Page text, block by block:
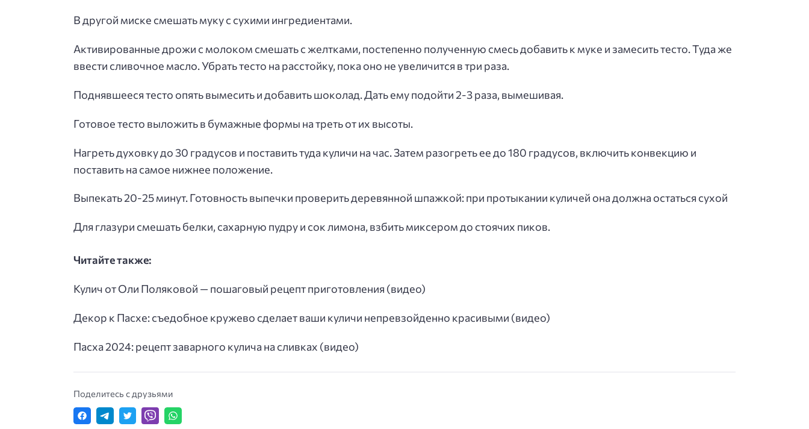
В другой миске смешать муку с сухими ингредиентами.
Активированные дрожи с молоком смешать с желтками, постепенно полученную смесь добавить к муке и замесить тесто. Туда же
ввести сливочное масло. Убрать тесто на расстойку, пока оно не увеличится в три раза.
Поднявшееся тесто опять вымесить и добавить шоколад. Дать ему подойти 2-3 раза, вымешивая.
Готовое тесто выложить в бумажные формы на треть от их высоты.
Нагреть духовку до 30 градусов и поставить туда куличи на час. Затем разогреть ее до 180 градусов, включить конвекцию и
поставить на самое нижнее положение.
Выпекать 20-25 минут. Готовность выпечки проверить деревянной шпажкой: при протыкании куличей она должна остаться сухой
Для глазури смешать белки, сахарную пудру и сок лимона, взбить миксером до стоячих пиков.
Читайте также:
Кулич от Оли Поляковой — пошаговый рецепт приготовления (видео)
Декор к Пасхе: съедобное кружево сделает ваши куличи непревзойденно красивыми (видео)
Пасха 2024: рецепт заварного кулича на сливках (видео)
Поделитесь с друзьями